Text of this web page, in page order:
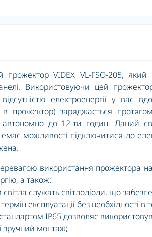
прожектор VIDEX VL-FSO-205,
Використовуючи цей
електроенергії у вас
в прожектор) заряджається
до 12-ти годин. Даний
можливості підключитися до
використання прожектора на
а також:
служать світлодіоди, що
експлуатації без необхідності в
IP65 дозволяє
зручний монтаж;